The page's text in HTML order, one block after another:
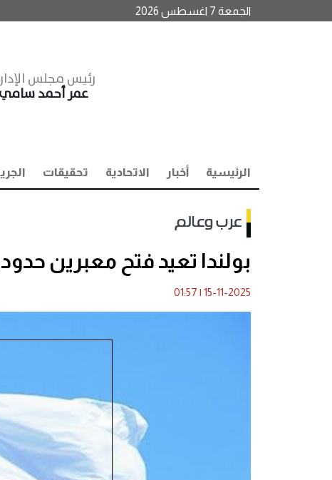
الجمعة 7 اغسطس 2026
رئيس مجلس
عمر أحمد سامي
الرئيسية أخبار الاتحادية تحقيقات
عرب وعالم
بولندا تعيد فتح معبرين
15-11-2025
|
01:57